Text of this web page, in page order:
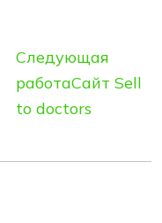
Следующая
работаСайт Sell
to doctors